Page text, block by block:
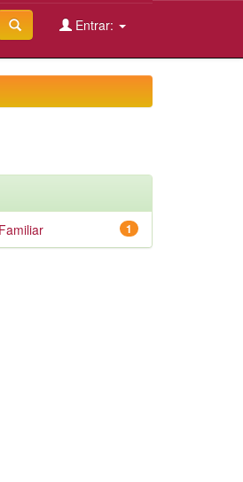
Entrar:
1